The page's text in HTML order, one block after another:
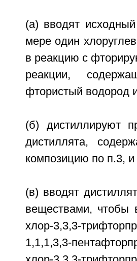
(а) вводят
мере один
в реакцию с
реакции,
фтористый водород
(б) дистиллируют
дистиллята,
композицию по п.3, и
(в) вводят
веществами, чтобы
хлор-3,3,3-
1,1,1,3,3-